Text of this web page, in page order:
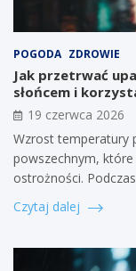
POGODA ZDROWIE
Jak przetrwać
słońcem i
19 czerwca 2026
Wzrost temperatury
powszechnym,
ostrożności.
Czytaj dalej